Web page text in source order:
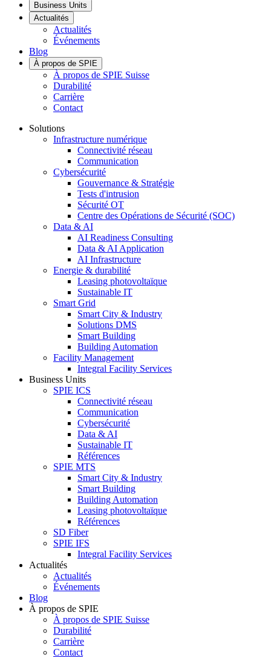
Business Units
Actualités
Actualités
Événements
Blog
À propos de SPIE
À propos de SPIE Suisse
Durabilité
Carrière
Contact
Solutions
Infrastructure numérique
Connectivité réseau
Communication
Cybersécurité
Gouvernance & Stratégie
Tests d'intrusion
Sécurité OT
Centre des Opérations de Sécurité (SOC)
Data & AI
AI Readiness Consulting
Data & AI Application
AI Infrastructure
Energie & durabilité
Leasing photovoltaïque
Sustainable IT
Smart Grid
Smart City & Industry
Solutions DMS
Smart Building
Building Automation
Facility Management
Integral Facility Services
Business Units
SPIE ICS
Connectivité réseau
Communication
Cybersécurité
Data & AI
Sustainable IT
Références
SPIE MTS
Smart City & Industry
Smart Building
Building Automation
Leasing photovoltaïque
Références
SD Fiber
SPIE IFS
Integral Facility Services
Actualités
Actualités
Événements
Blog
À propos de SPIE
À propos de SPIE Suisse
Durabilité
Carrière
Contact